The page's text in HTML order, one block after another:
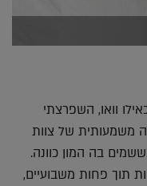
וואו, השפרצתי
משמעותית של צוות
בה המון כוונה.
להגיע, 60 אלף צפיות תוך פחות משבועיים,